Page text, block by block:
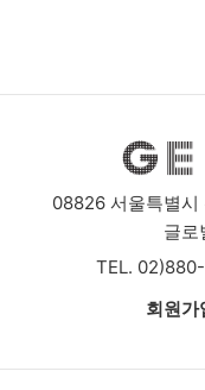
08826 서울특별시
글로
TEL.
회원가